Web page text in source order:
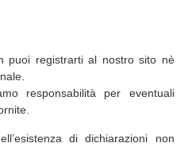
puoi registrarti al nostro sito nè
responsabilità per eventuali
di dichiarazioni non